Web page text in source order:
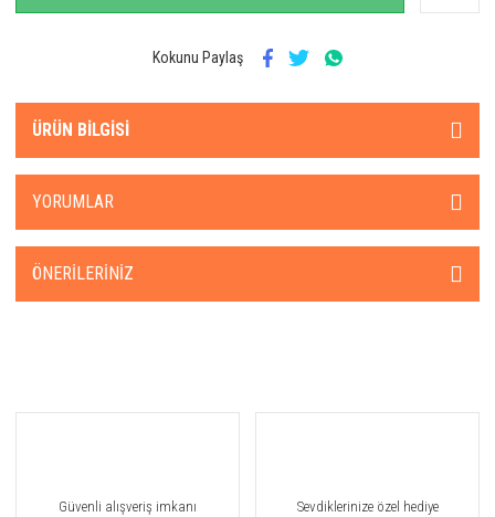
Kokunu Paylaş
ÜRÜN BILGISI
YORUMLAR
ÖNERILERINIZ
Güvenli alışveriş imkanı
Sevdiklerinize özel hediye